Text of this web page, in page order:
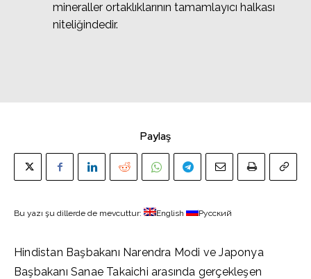
mineraller ortaklıklarının tamamlayıcı halkası
niteliğindedir.
Paylaş
Bu yazı şu dillerde de mevcuttur: English Русский
Hindistan Başbakanı Narendra Modi ve Japonya
Başbakanı Sanae Takaichi arasında gerçekleşen